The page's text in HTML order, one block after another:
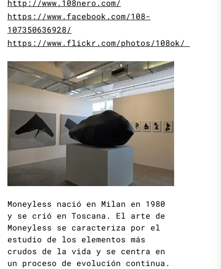
http://www.108nero.com/
https://www.facebook.com/108-
107350636928/
https://www.flickr.com/photos/108ok/
Moneyless nació en Milan en 1980
y se crió en Toscana. El arte de
Moneyless se caracteriza por el
estudio de los elementos más
crudos de la vida y se centra en
un proceso de evolución continua.